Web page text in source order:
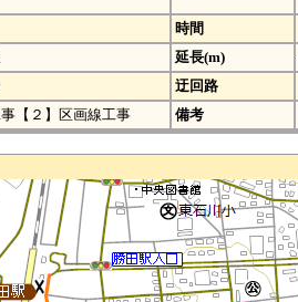
時間
延長(m)
迂回路
【２】区画線工事 備考